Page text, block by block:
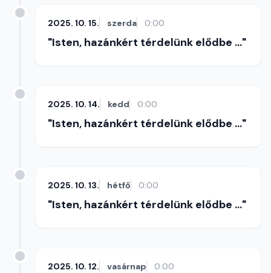
2025. 10. 15. szerda 0:00
"Isten, hazánkért térdelünk elődbe ..."
2025. 10. 14. kedd 0:00
"Isten, hazánkért térdelünk elődbe ..."
2025. 10. 13. hétfő 0:00
"Isten, hazánkért térdelünk elődbe ..."
2025. 10. 12. vasárnap 0:00